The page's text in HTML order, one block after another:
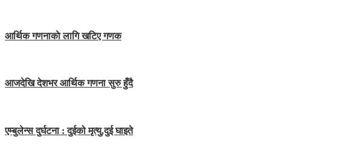
आर्थिक गणनाकाे लागि खटिए गणक
आजदेखि देशभर आर्थिक गणना सुरु हुँदै
एम्बुलेन्स दुर्घटना : दुईको मृत्यु,दुई घाइते